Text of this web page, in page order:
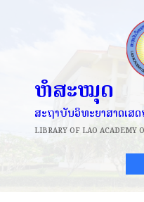
ຫໍສະໝຸດ
ສະຖາບັນວິທະຍາສາດເສ
LIBRARY OF LAO ACADEMY